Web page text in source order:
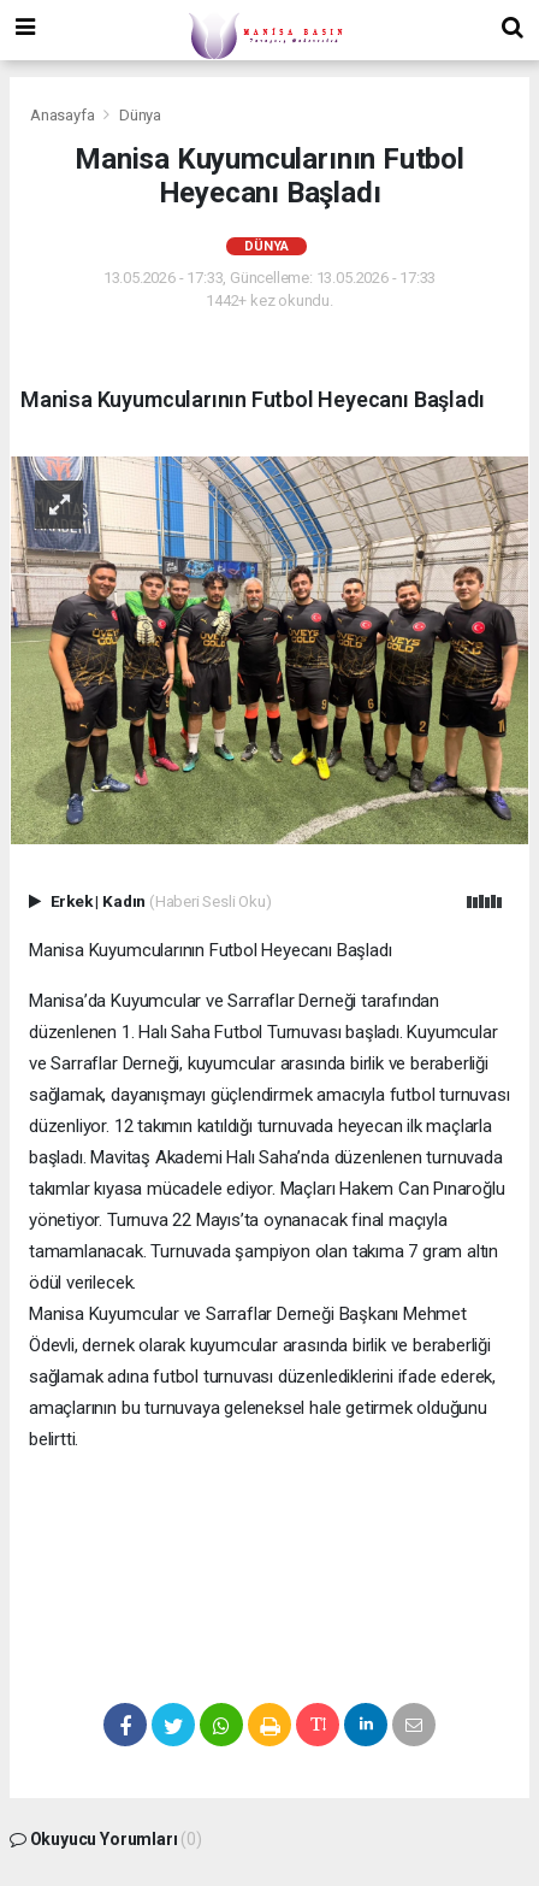
Anasayfa Dünya
Manisa Kuyumcularının Futbol
Heyecanı Başladı
DÜNYA
13.05.2026 - 17:33, Güncelleme: 13.05.2026 - 17:33
1442+ kez okundu.
Manisa Kuyumcularının Futbol Heyecanı Başladı
Erkek| Kadın (Haberi Sesli Oku)
Manisa Kuyumcularının Futbol Heyecanı Başladı
Manisa’da Kuyumcular ve Sarraflar Derneği tarafından
düzenlenen 1. Halı Saha Futbol Turnuvası başladı. Kuyumcular
ve Sarraflar Derneği, kuyumcular arasında birlik ve beraberliği
sağlamak, dayanışmayı güçlendirmek amacıyla futbol turnuvası
düzenliyor. 12 takımın katıldığı turnuvada heyecan ilk maçlarla
başladı. Mavitaş Akademi Halı Saha’nda düzenlenen turnuvada
takımlar kıyasa mücadele ediyor. Maçları Hakem Can Pınaroğlu
yönetiyor. Turnuva 22 Mayıs’ta oynanacak final maçıyla
tamamlanacak. Turnuvada şampiyon olan takıma 7 gram altın
ödül verilecek.
Manisa Kuyumcular ve Sarraflar Derneği Başkanı Mehmet
Ödevli, dernek olarak kuyumcular arasında birlik ve beraberliği
sağlamak adına futbol turnuvası düzenlediklerini ifade ederek,
amaçlarının bu turnuvaya geleneksel hale getirmek olduğunu
belirtti.
Okuyucu Yorumları (0)